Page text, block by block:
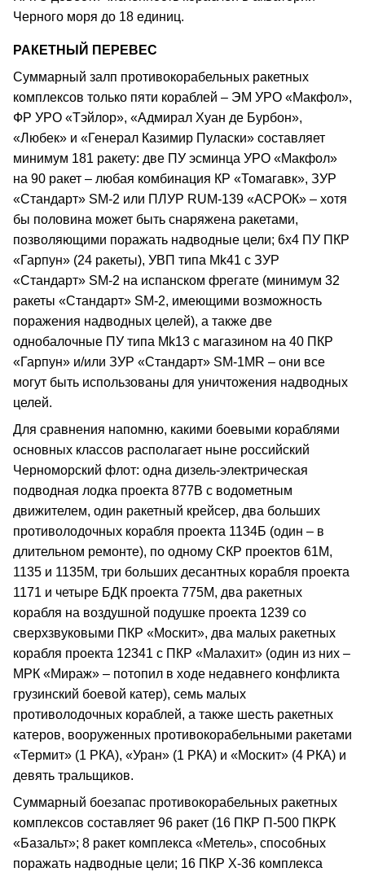
Черного моря до 18 единиц.
РАКЕТНЫЙ ПЕРЕВЕС
Суммарный залп противокорабельных ракетных
комплексов только пяти кораблей – ЭМ УРО «Макфол»,
ФР УРО «Тэйлор», «Адмирал Хуан де Бурбон»,
«Любек» и «Генерал Казимир Пуласки» составляет
минимум 181 ракету: две ПУ эсминца УРО «Макфол»
на 90 ракет – любая комбинация КР «Томагавк», ЗУР
«Стандарт» SM-2 или ПЛУР RUM-139 «АСРОК» – хотя
бы половина может быть снаряжена ракетами,
позволяющими поражать надводные цели; 6х4 ПУ ПКР
«Гарпун» (24 ракеты), УВП типа Mk41 с ЗУР
«Стандарт» SM-2 на испанском фрегате (минимум 32
ракеты «Стандарт» SM-2, имеющими возможность
поражения надводных целей), а также две
однобалочные ПУ типа Mk13 с магазином на 40 ПКР
«Гарпун» и/или ЗУР «Стандарт» SM-1MR – они все
могут быть использованы для уничтожения надводных
целей.
Для сравнения напомню, какими боевыми кораблями
основных классов располагает ныне российский
Черноморский флот: одна дизель-электрическая
подводная лодка проекта 877В с водометным
движителем, один ракетный крейсер, два больших
противолодочных корабля проекта 1134Б (один – в
длительном ремонте), по одному СКР проектов 61М,
1135 и 1135М, три больших десантных корабля проекта
1171 и четыре БДК проекта 775М, два ракетных
корабля на воздушной подушке проекта 1239 со
сверхзвуковыми ПКР «Москит», два малых ракетных
корабля проекта 12341 с ПКР «Малахит» (один из них –
МРК «Мираж» – потопил в ходе недавнего конфликта
грузинский боевой катер), семь малых
противолодочных кораблей, а также шесть ракетных
катеров, вооруженных противокорабельными ракетами
«Термит» (1 РКА), «Уран» (1 РКА) и «Москит» (4 РКА) и
девять тральщиков.
Суммарный боезапас противокорабельных ракетных
комплексов составляет 96 ракет (16 ПКР П-500 ПКРК
«Базальт»; 8 ракет комплекса «Метель», способных
поражать надводные цели; 16 ПКР Х-36 комплекса